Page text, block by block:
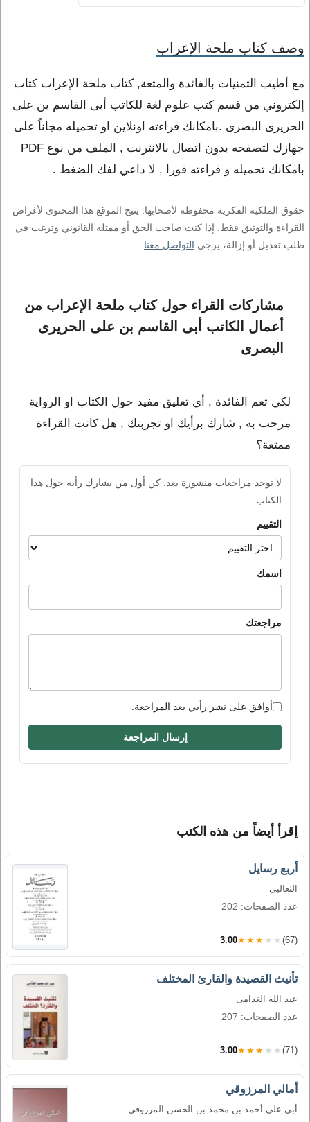
وصف كتاب ملحة الإعراب
مع أطيب التمنيات بالفائدة والمتعة, كتاب ملحة الإعراب كتاب
إلكتروني من قسم كتب علوم لغة للكاتب أبى القاسم بن على
الحريرى البصرى .بامكانك قراءته اونلاين او تحميله مجاناً على
جهازك لتصفحه بدون اتصال بالانترنت , الملف من نوع PDF
بامكانك تحميله و قراءته فورا , لا داعي لفك الضغط .
حقوق الملكية الفكرية محفوظة لأصحابها. يتيح الموقع هذا المحتوى لأغراض
القراءة والتوثيق فقط. إذا كنت صاحب الحق أو ممثله القانوني وترغب في
طلب تعديل أو إزالة، يرجى التواصل معنا
مشاركات القراء حول كتاب ملحة الإعراب من
أعمال الكاتب أبى القاسم بن على الحريرى
البصرى
لكي تعم الفائدة , أي تعليق مفيد حول الكتاب او الرواية
مرحب به , شارك برأيك او تجربتك , هل كانت القراءة
ممتعة؟
لا توجد مراجعات منشورة بعد. كن أول من يشارك رأيه حول هذا
الكتاب.
التقييم
اسمك
مراجعتك
أوافق على نشر رأيي بعد المراجعة.
إرسال المراجعة
إقرأ أيضاً من هذه الكتب
أربع رسايل
الثعالبى
عدد الصفحات: 202
3.00★★★★★ (67)
تأنيث القصيدة والقارئ المختلف
عبد الله الغذامى
عدد الصفحات: 207
3.00★★★★★ (71)
أمالي المرزوقي
أبى على أحمد بن محمد بن الحسن المرزوقى